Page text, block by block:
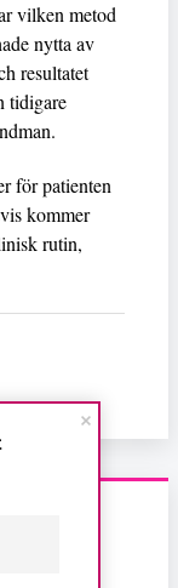
vilken metod
nytta av
resultatet
tidigare
för patienten
kommer
rutin,